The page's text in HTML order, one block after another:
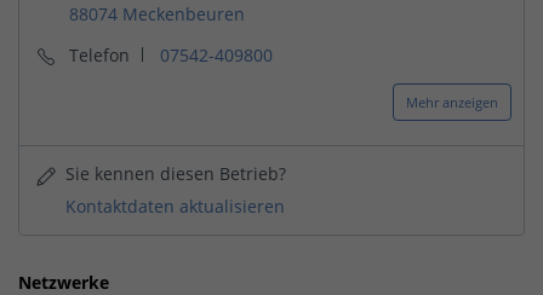
88074 Meckenbeuren
Telefon
07542-409800
Mehr anzeigen
Sie kennen diesen Betrieb?
Kontaktdaten aktualisieren
Netzwerke